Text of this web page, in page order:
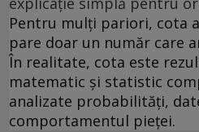
Pentru mulți pariori, cota
pare doar un număr care
În realitate, cota este
matematic și statistic
analizate probabilități,
comportamentul pieței.